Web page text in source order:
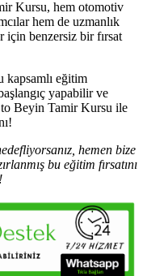
Kursu, hem otomotiv
hem de uzmanlık
için benzersiz bir fırsat
kapsamlı eğitim
yapabilir ve
Beyin Tamir Kursu ile
hemen bize
bu eğitim fırsatını